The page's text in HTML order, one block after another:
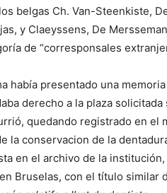
belgas Ch. Van-Steenkiste,
y Claeyssens, De
de “corresponsales
había presentado una
derecho a la plaza solicitada
quedando registrado en el
la conservacion de la
en el archivo de la
Bruselas, con el título similar